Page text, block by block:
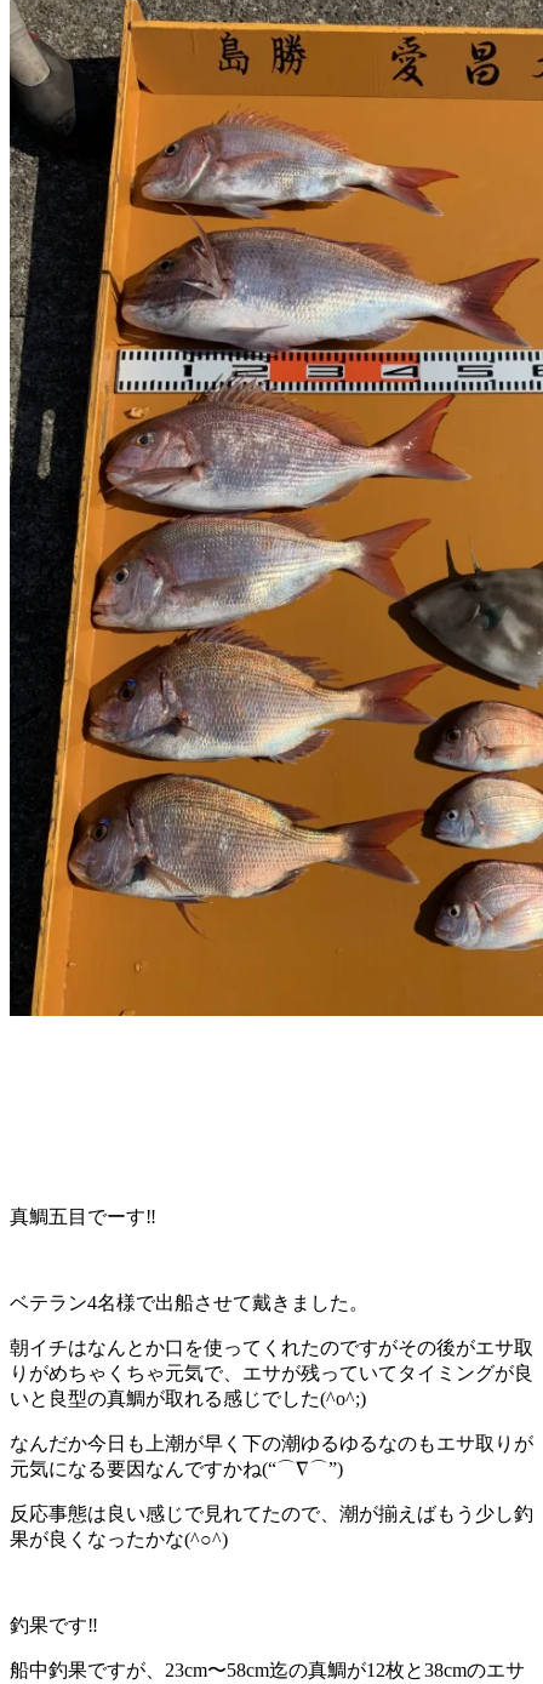
真鯛五目でーす‼️
ベテラン4名様で出船させて戴きました。
朝イチはなんとか口を使ってくれたのですがその後がエサ取
りがめちゃくちゃ元気で、エサが残っていてタイミングが良
いと良型の真鯛が取れる感じでした(^o^;)
なんだか今日も上潮が早く下の潮ゆるゆるなのもエサ取りが
元気になる要因なんですかね(“⌒∇⌒”)
反応事態は良い感じで見れてたので、潮が揃えばもう少し釣
果が良くなったかな(^○^)
釣果です‼️
船中釣果ですが、23cm〜58cm迄の真鯛が12枚と38cmのエサ